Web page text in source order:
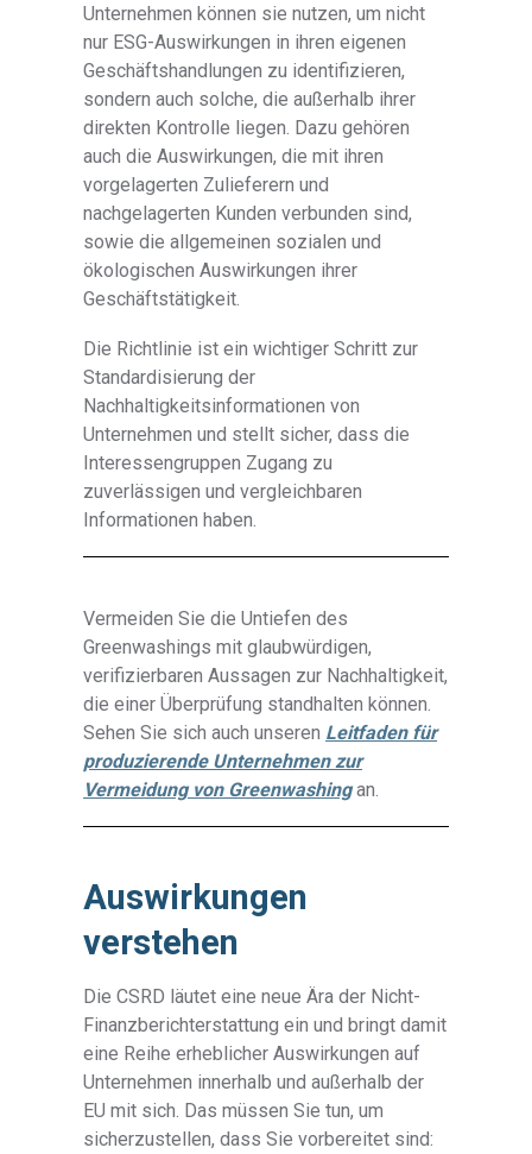
Unternehmen können sie nutzen, um nicht
nur ESG-Auswirkungen in ihren eigenen
Geschäftshandlungen zu identifizieren,
sondern auch solche, die außerhalb ihrer
direkten Kontrolle liegen. Dazu gehören
auch die Auswirkungen, die mit ihren
vorgelagerten Zulieferern und
nachgelagerten Kunden verbunden sind,
sowie die allgemeinen sozialen und
ökologischen Auswirkungen ihrer
Geschäftstätigkeit.
Die Richtlinie ist ein wichtiger Schritt zur
Standardisierung der
Nachhaltigkeitsinformationen von
Unternehmen und stellt sicher, dass die
Interessengruppen Zugang zu
zuverlässigen und vergleichbaren
Informationen haben.
Vermeiden Sie die Untiefen des
Greenwashings mit glaubwürdigen,
verifizierbaren Aussagen zur Nachhaltigkeit,
die einer Überprüfung standhalten können.
Sehen Sie sich auch unseren Leitfaden für
produzierende Unternehmen zur
Vermeidung von Greenwashingan.
Auswirkungen
verstehen
Die CSRD läutet eine neue Ära der Nicht-
Finanzberichterstattung ein und bringt damit
eine Reihe erheblicher Auswirkungen auf
Unternehmen innerhalb und außerhalb der
EU mit sich. Das müssen Sie tun, um
sicherzustellen, dass Sie vorbereitet sind: